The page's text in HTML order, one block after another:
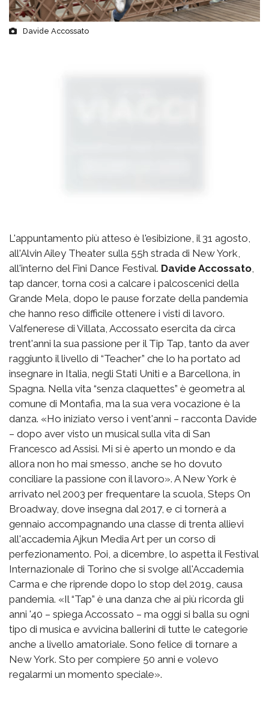
Davide Accossato
L'appuntamento più atteso è l'esibizione, il 31 agosto,
all'Alvin Ailey Theater sulla 55h strada di New York,
all'interno del Fini Dance Festival. Davide Accossato,
tap dancer, torna così a calcare i palcoscenici della
Grande Mela, dopo le pause forzate della pandemia
che hanno reso difficile ottenere i visti di lavoro.
Valfenerese di Villata, Accossato esercita da circa
trent'anni la sua passione per il Tip Tap, tanto da aver
raggiunto il livello di “Teacher” che lo ha portato ad
insegnare in Italia, negli Stati Uniti e a Barcellona, in
Spagna. Nella vita “senza claquettes” è geometra al
comune di Montafia, ma la sua vera vocazione è la
danza. «Ho iniziato verso i vent'anni – racconta Davide
– dopo aver visto un musical sulla vita di San
Francesco ad Assisi. Mi si è aperto un mondo e da
allora non ho mai smesso, anche se ho dovuto
conciliare la passione con il lavoro». A New York è
arrivato nel 2003 per frequentare la scuola, Steps On
Broadway, dove insegna dal 2017, e ci tornerà a
gennaio accompagnando una classe di trenta allievi
all'accademia Ajkun Media Art per un corso di
perfezionamento. Poi, a dicembre, lo aspetta il Festival
Internazionale di Torino che si svolge all'Accademia
Carma e che riprende dopo lo stop del 2019, causa
pandemia. «Il “Tap” è una danza che ai più ricorda gli
anni '40 – spiega Accossato – ma oggi si balla su ogni
tipo di musica e avvicina ballerini di tutte le categorie
anche a livello amatoriale. Sono felice di tornare a
New York. Sto per compiere 50 anni e volevo
regalarmi un momento speciale».